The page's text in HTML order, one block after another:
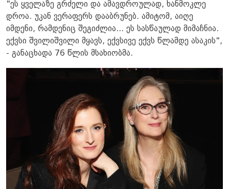
"ეს ყველაზე გრძელი და ამავდროულად, ხანმოკლე
დროა. უკან ვერაფერს დააბრუნებ. ამიტომ, აიღე
იმდენი, რამდენიც შეგიძლია... ეს სასწაულად მიმაჩნია.
ექვსი შვილიშვილი მყავს, ექვსივე ექვს წლამდე ასაკის",
- განაცხადა 76 წლის მსახიობმა.